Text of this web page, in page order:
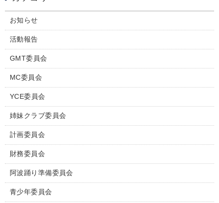
お知らせ
活動報告
GMT委員会
MC委員会
YCE委員会
姉妹クラブ委員会
計画委員会
財務委員会
阿波踊り準備委員会
青少年委員会